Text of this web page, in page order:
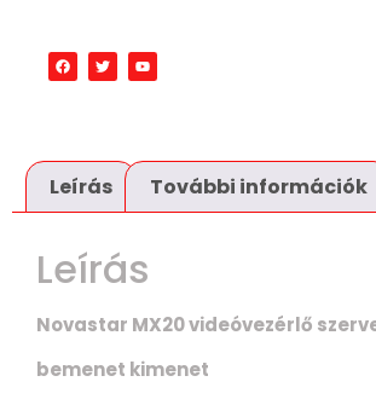
Leírás További információk
Leírás
Novastar MX20 videóvezérlő
bemenet kimenet